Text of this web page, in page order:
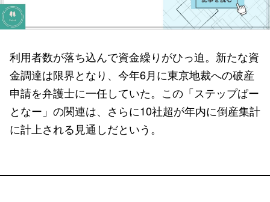
利用者数が落ち込んで資金繰りがひっ迫。新たな資
金調達は限界となり、今年6月に東京地裁への破産
申請を弁護士に一任していた。この「ステップぱー
となー」の関連は、さらに10社超が年内に倒産集計
に計上される見通しだという。